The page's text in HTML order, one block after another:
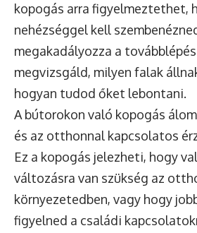
kopogás arra figyelmeztethet,
nehézséggel kell
megakadályozza a
megvizsgáld, milyen falak
hogyan tudod őket lebontani.
A bútorokon való kopogás
és az otthonnal kapcsolatos
Ez a kopogás jelezheti, hogy
változásra van szükség az
környezetedben, vagy hogy
figyelned a családi